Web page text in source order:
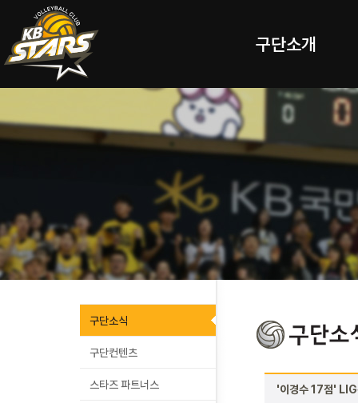
구단소개
구단소식
구단컨텐츠
스타즈 파트너스 '이경수 17점' LIG